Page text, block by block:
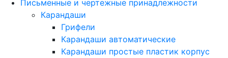
Письменные и чертежные принадлежности
Карандаши
Грифели
Карандаши автоматические
Карандаши простые пластик корпус